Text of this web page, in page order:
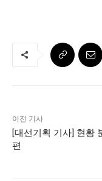
이전 기사
[대선기획 기사] 현황
편